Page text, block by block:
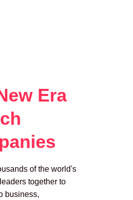
Era
of the world's
together to
business,